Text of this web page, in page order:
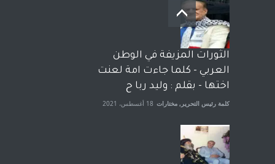
بعد معارك قضائية طاحنة كتب
وترافع فيها بنفسه مرة اخرى..
الشيخ طارق يوسف يقهر
الحكومة الأمريكية ، فأعطوه
الجنسية عن يد وهم صاغرون،
آراء حرة مختارات 7 أبريل، 2023
الثورات المزيفة في الوطن
العربي - كلما جاءت امة لعنت
اختها - بقلم : وليد ربا ح
كلمة رئيس التحرير , مختارات 18 أغسطس، 2021